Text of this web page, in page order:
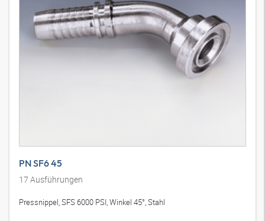
PN SF6 45
17 Ausführungen
Pressnippel, SFS 6000 PSI, Winkel 45°, Stahl